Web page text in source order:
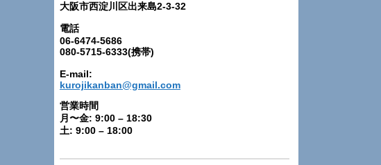
大阪市西淀川区出来島2-3-32
電話
06-6474-5686
080-5715-6333(携帯)
E-mail:
kurojikanban@gmail.com
営業時間
月〜金: 9:00 – 18:30
土: 9:00 – 18:00